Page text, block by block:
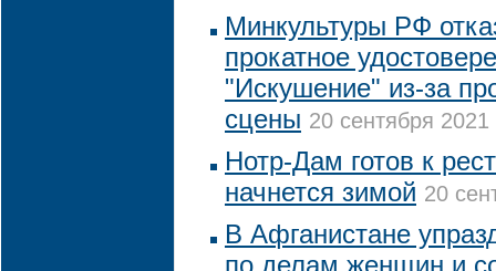
Минкультуры РФ
прокатное
"Искушение" из-за
сцены 20 сентября
Нотр-Дам готов к
начнется зимой 20
В Афганистане
по делам женщин и